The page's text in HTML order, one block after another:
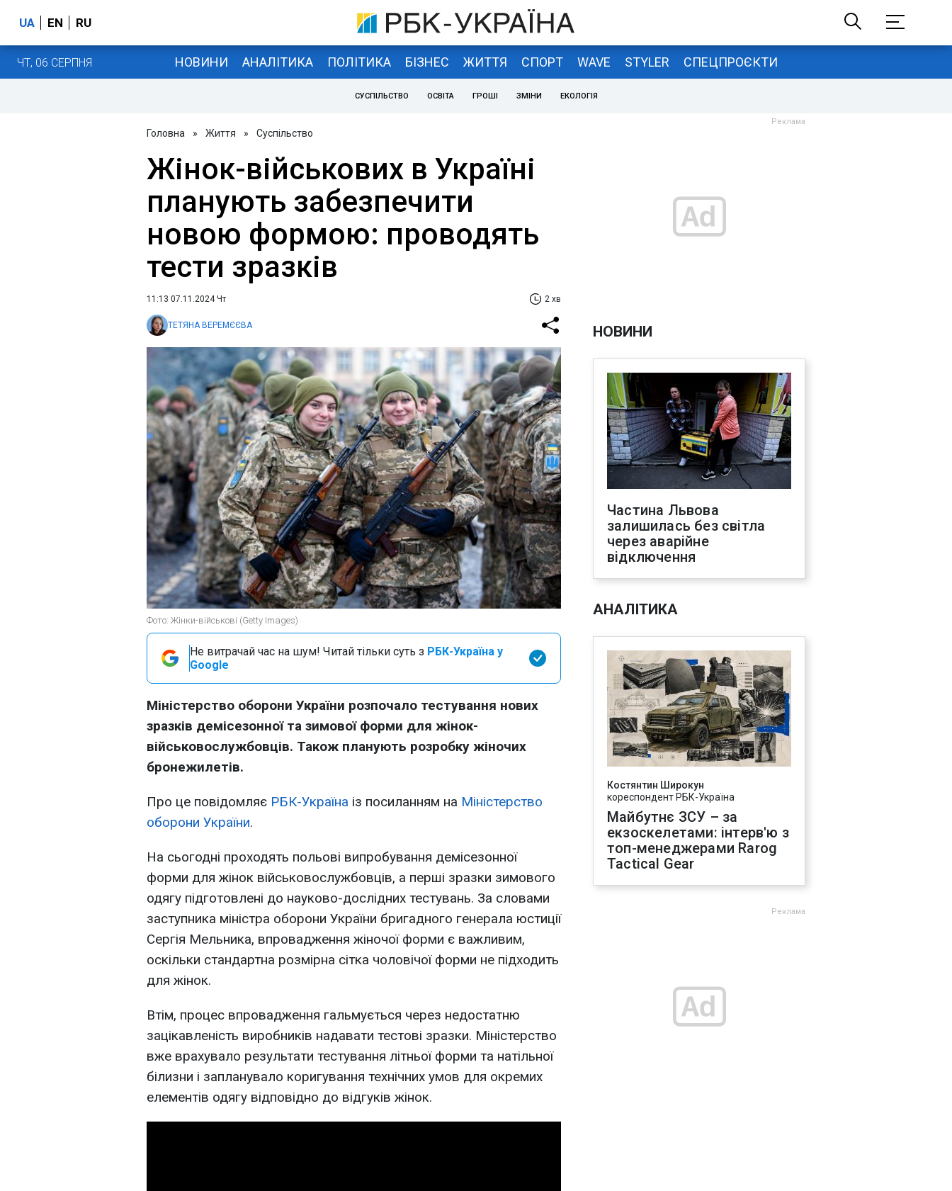
UA EN RU
ЧТ, 06 СЕРПНЯ НОВИНИ АНАЛІТИКА ПОЛІТИКА БІЗНЕС ЖИТТЯ СПОРТ WAVE STYLER СПЕЦПРОЄКТИ
СУСПІЛЬСТВО ОСВІТА ГРОШІ ЗМІНИ ЕКОЛОГІЯ
Головна » Життя » Суспільство
Жінок-військових в Україні
планують забезпечити
новою формою: проводять
тести зразків
11:13 07.11.2024 Чт 2 хв
ТЕТЯНА ВЕРЕМЄЄВА
Фото: Жінки-військові (Getty Images)
Не витрачай час на шум! Читай тільки суть з РБК-Україна у
Google
Міністерство оборони України розпочало тестування нових
зразків демісезонної та зимової форми для жінок-
військовослужбовців. Також планують розробку жіночих
бронежилетів.
Про це повідомляє РБК-Україна із посиланням на Міністерство
оборони України.
На сьогодні проходять польові випробування демісезонної
форми для жінок військовослужбовців, а перші зразки зимового
одягу підготовлені до науково-дослідних тестувань. За словами
заступника міністра оборони України бригадного генерала юстиції
Сергія Мельника, впровадження жіночої форми є важливим,
оскільки стандартна розмірна сітка чоловічої форми не підходить
для жінок.
Втім, процес впровадження гальмується через недостатню
зацікавленість виробників надавати тестові зразки. Міністерство
вже врахувало результати тестування літньої форми та натільної
білизни і запланувало коригування технічних умов для окремих
елементів одягу відповідно до відгуків жінок.
НОВИНИ
Частина Львова
залишилась без світла
через аварійне
відключення
АНАЛІТИКА
Костянтин Широкун
кореспондент РБК-Україна
Майбутнє ЗСУ – за
екзоскелетами: інтерв'ю з
топ-менеджерами Rarog
Tactical Gear